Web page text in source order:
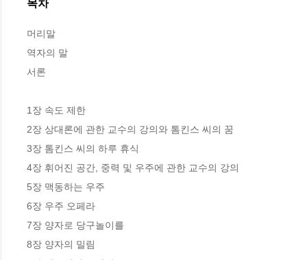
목차
머리말
역자의 말
서론
1장 속도 제한
2장 상대론에 관한 교수의 강의와 톰킨스 씨의 꿈
3장 톰킨스 씨의 하루 휴식
4장 휘어진 공간, 중력 및 우주에 관한 교수의 강의
5장 맥동하는 우주
6장 우주 오페라
7장 양자로 당구놀이를
8장 양자의 밀림